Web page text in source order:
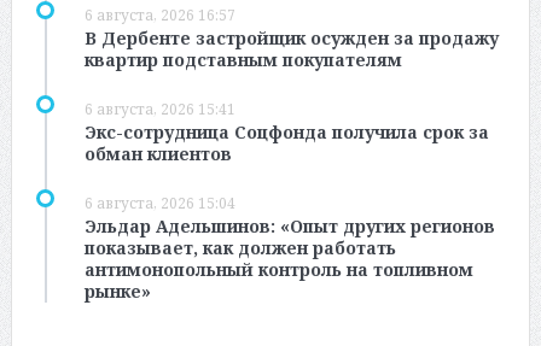
6 августа, 2026 16:57
В Дербенте застройщик осужден за продажу
квартир подставным покупателям
6 августа, 2026 15:41
Экс-сотрудница Соцфонда получила срок за
обман клиентов
6 августа, 2026 15:04
Эльдар Адельшинов: «Опыт других регионов
показывает, как должен работать
антимонопольный контроль на топливном
рынке»